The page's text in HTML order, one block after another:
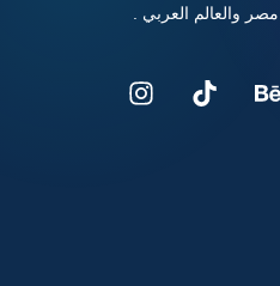
والعالم العربي .